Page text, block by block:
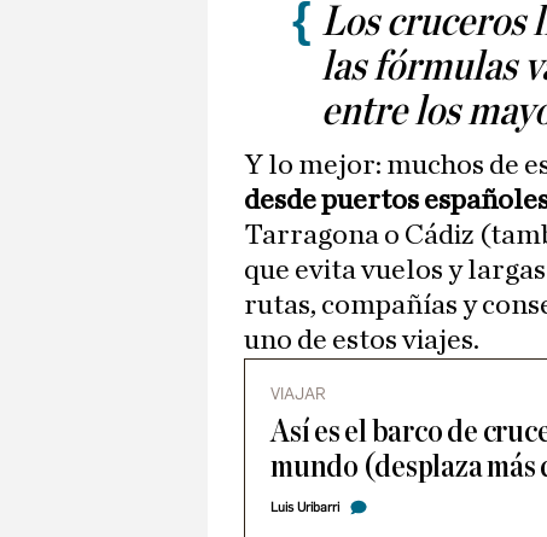
Los cruceros
las fórmulas
entre los
Y lo mejor: muchos de
desde puertos
Tarragona o Cádiz
que evita vuelos y
rutas, compañías y
uno de estos viajes.
VIAJAR
Así es el barco de
mundo (desplaza
Luis Uribarri